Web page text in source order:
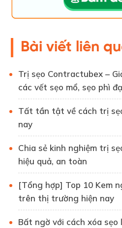
Bài viết liên
Trị sẹo Contractubex –
các vết sẹo mổ, sẹo phì
Tất tần tật về cách trị
nay
Chia sẻ kinh nghiệm trị
hiệu quả, an toàn
[Tổng hợp] Top 10 Kem
trên thị trường hiện nay
Bất ngờ với cách xóa sẹo